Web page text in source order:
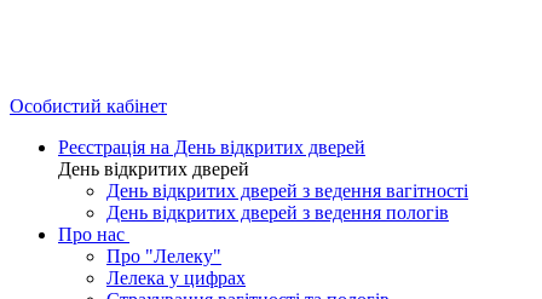
Особистий кабінет
Реєстрація на День відкритих дверей
День відкритих дверей
День відкритих дверей з ведення вагітності
День відкритих дверей з ведення пологів
Про нас
Про "Лелеку"
Лелека у цифрах